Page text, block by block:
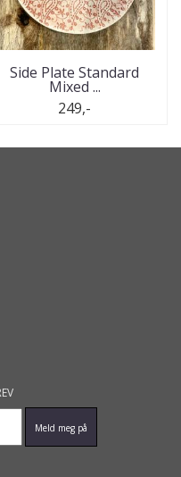
Side Plate Standard
Mixed ...
249,-